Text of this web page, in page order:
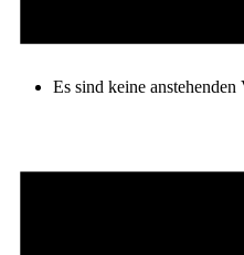
Es sind keine